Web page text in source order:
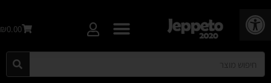
פתח סרגל נגישות
₪0.00